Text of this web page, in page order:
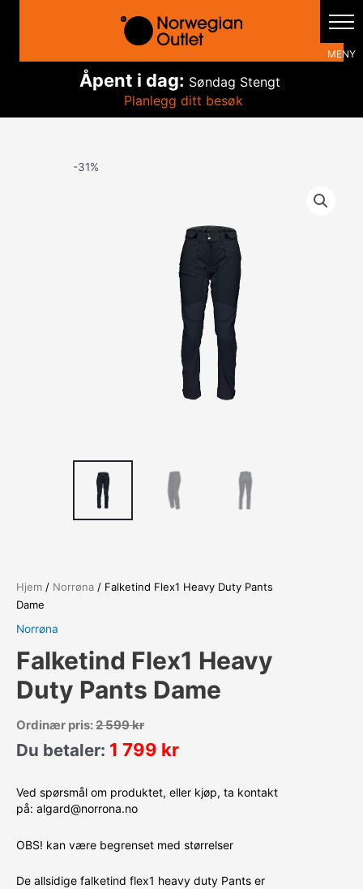
innholdet
Åpent i dag: Søndag Stengt
Planlegg ditt besøk
-31%
Hjem / Norrøna / Falketind Flex1 Heavy Duty Pants
Dame
Norrøna
Falketind Flex1 Heavy
Duty Pants Dame
Ordinær pris:2 599kr
Du betaler: 1 799 kr
Ved spørsmål om produktet, eller kjøp, ta kontakt
på: algard@norrona.no
OBS! kan være begrenset med størrelser
De allsidige falketind flex1 heavy duty Pants er